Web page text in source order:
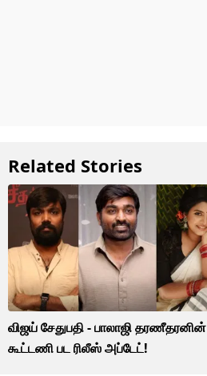
Related Stories
விஜய் சேதுபதி - பாலாஜி தரணீதரனின்
கூட்டணி பட ரிலீஸ் அப்டேட்!